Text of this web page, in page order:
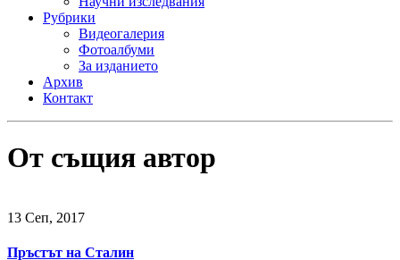
Рубрики
Видеогалерия
Фотоалбуми
За изданието
Архив
Контакт
От същия автор
13 Сeп, 2017
Пръстът на Сталин